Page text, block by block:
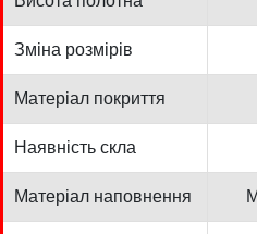
Зміна розмірів
Матеріал покриття
Наявність скла
Матеріал наповнення